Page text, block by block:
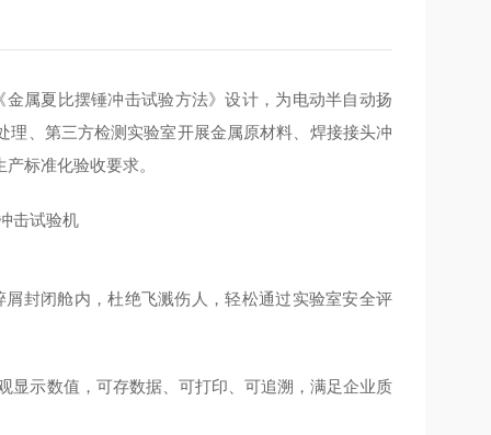
金属夏比摆锤冲击试验方法》设计，为电动半自动扬
、第三方检测实验室开展金属原材料、焊接接头冲
标准化验收要求。
封闭舱内，杜绝飞溅伤人，轻松通过实验室安全评
显示数值，可存数据、可打印、可追溯，满足企业质